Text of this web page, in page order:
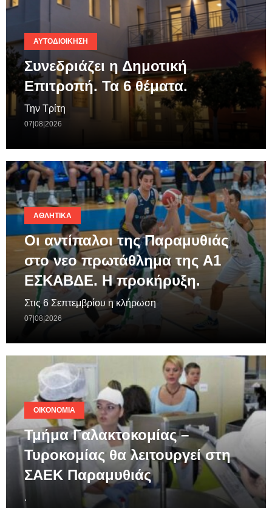
ΑΥΤΟΔΙΟΊΚΗΣΗ
Συνεδριάζει η Δημοτική
Επιτροπή. Τα 6 θέματα.
Την Τρίτη
07|08|2026
ΑΘΛΗΤΙΚΆ
Οι αντίπαλοι της Παραμυθιάς
στο νεο πρωτάθλημα της A1
ΕΣΚΑΒΔΕ. Η προκήρυξη.
Στις 6 Σεπτεμβρίου η κλήρωση
07|08|2026
ΟΙΚΟΝΟΜΊΑ
Τμήμα Γαλακτοκομίας –
Τυροκομίας θα λειτουργεί στη
ΣΑΕΚ Παραμυθιάς
.